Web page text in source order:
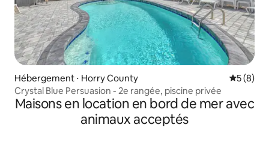
Hébergement ⋅ Horry County
5 (8)
Crystal Blue Persuasion - 2e rangée, piscine privée
Maisons en location en bord de mer avec
animaux acceptés